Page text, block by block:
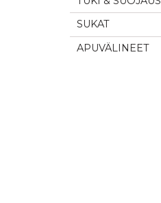
SUKAT
APUVÄLINEET